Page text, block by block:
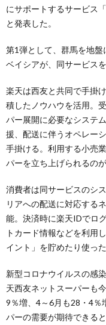
にサポートするサービス
と発表した。
第1弾として、群馬を地
ベイシアが、同サービス
楽天は西友と共同で手掛
積したノウハウを活用。
パー展開に必要なシステ
援、配送に伴うオペレー
手掛ける。利用する小売
パーを立ち上げられるのが
消費者は同サービスのシ
リアへの配送に対応する
能。決済時に楽天IDでロ
トカード情報などを利用
イント」を貯めたり使っ
新型コロナウイルスの感
天西友ネットスーパーも
9％増、4～6月も28・4％
パーの需要が期待できる